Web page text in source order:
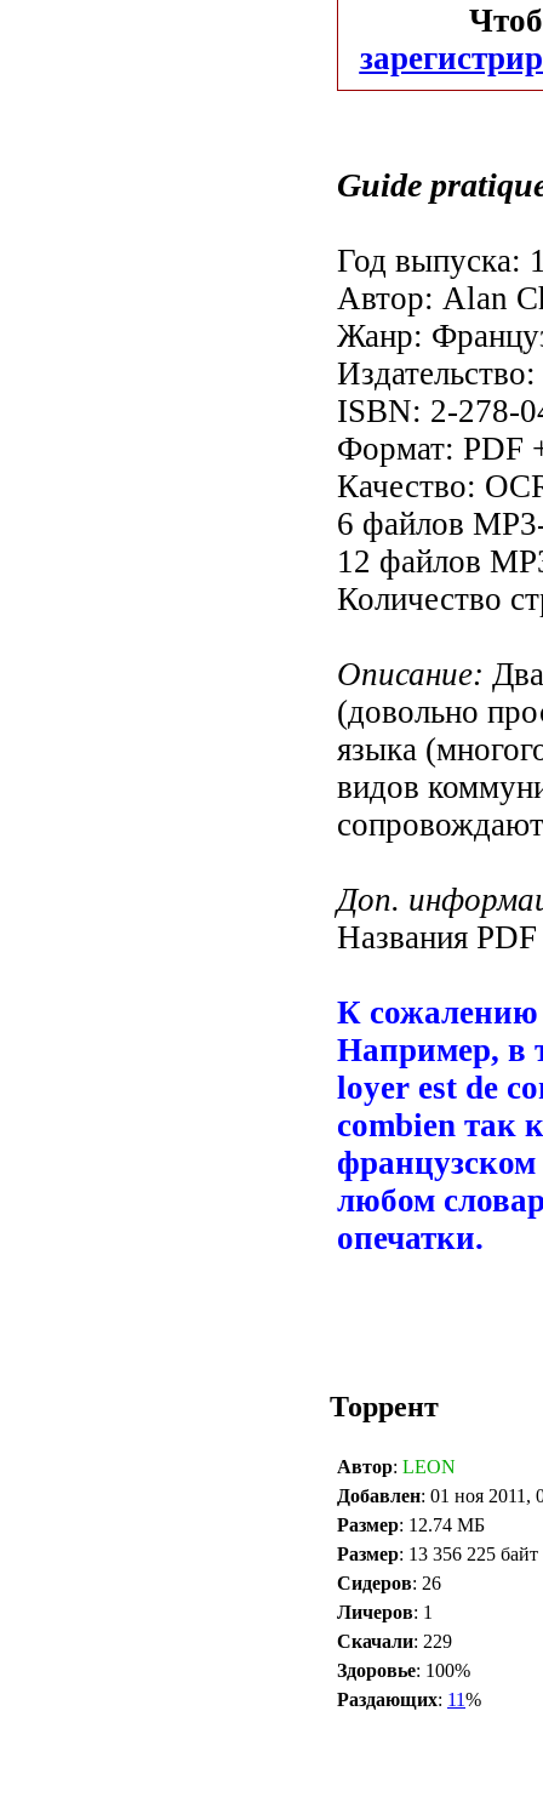
Guide
Год выпуска:
Автор: Alan
Жанр:
ISBN: 2-278-
Формат: PDF
Качество:
6 файлов
12 файлов
Количество
Описание:
(довольно
языка
видов
Доп.
Названия
К сожалению
Например, в
loyer est de
combien так
французском
любом
опечатки.
Торрент
Автор: LEON
Добавлен: 01 ноя 2011,
Размер: 12.74 МБ
Размер: 13 356 225 байт
Сидеров: 26
Личеров: 1
Скачали: 229
Здоровье: 100%
Раздающих: 11%